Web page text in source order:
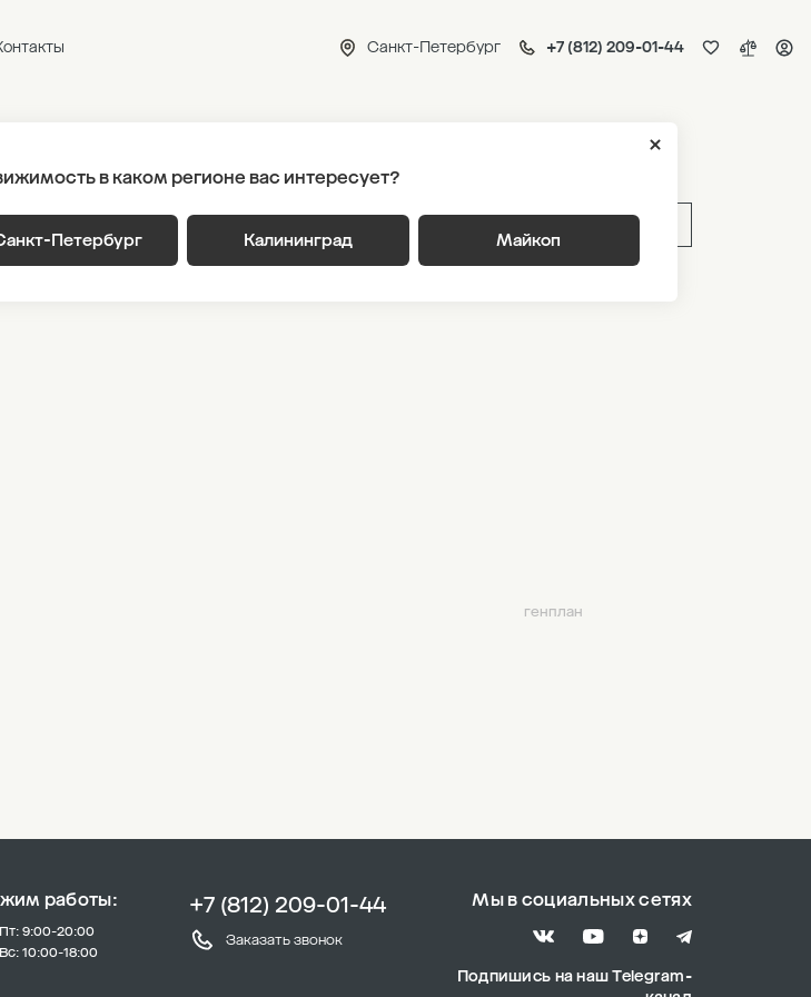
Санкт-Петербург +7 (812) 209-01-44
в каком регионе вас интересует?
Петербург Калининград Майкоп
ВЫБРАТЬ ПО ПАРАМЕТРАМ
генплан
работы:
9:00-20:00
10:00-18:00
+7 (812) 209-01-44
Заказать звонок
Мы в социальных сетях
Подпишись на наш Telegram-